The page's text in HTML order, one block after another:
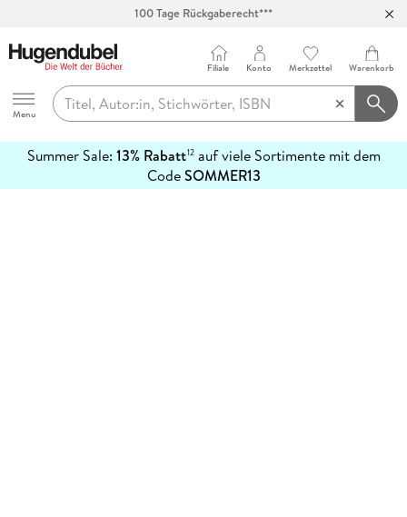
100 Tage Rückgaberecht***
Hugendubel
Menu
Filiale Konto Merkzettel Warenkorb
Summer Sale: 13% Rabatt12auf viele Sortimente mit dem
CodeSOMMER13
erfahren